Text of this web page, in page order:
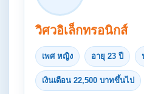
วิศวอิเล็กทรอนิกส์
เพศ หญิง อายุ 23 ปี
เงินเดือน 22,500 บาทขึ้นไป